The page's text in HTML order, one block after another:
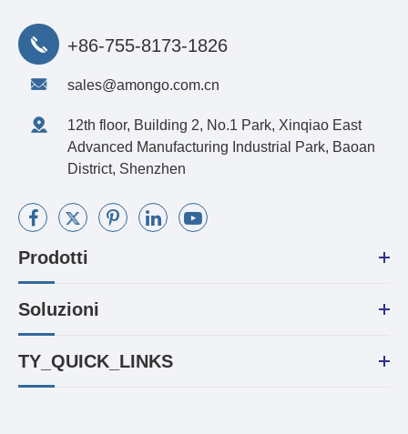
+86-755-8173-1826
sales@amongo.com.cn
12th floor, Building 2, No.1 Park, Xinqiao East
Advanced Manufacturing Industrial Park, Baoan
District, Shenzhen
Prodotti
Soluzioni
TY_QUICK_LINKS